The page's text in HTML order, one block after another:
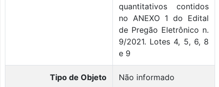
quantitativos contidos
no ANEXO 1 do Edital
de Pregão Eletrônico n.
9/2021. Lotes 4, 5, 6, 8
e 9
Tipo de Objeto Não informado